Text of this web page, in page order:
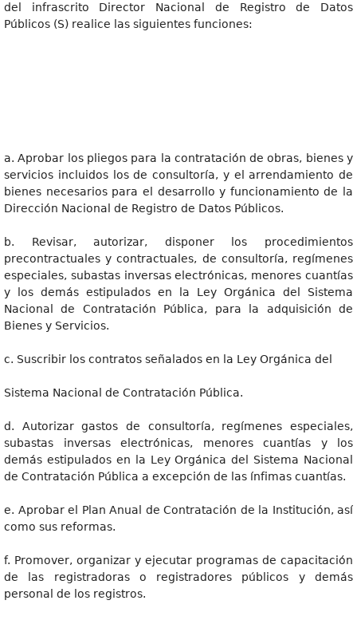
del infrascrito Director Nacional de Registro de Datos
Públicos (S) realice las siguientes funciones:
a. Aprobar los pliegos para la contratación de obras, bienes y
servicios incluidos los de consultoría, y el arrendamiento de
bienes necesarios para el desarrollo y funcionamiento de la
Dirección Nacional de Registro de Datos Públicos.
b. Revisar, autorizar, disponer los procedimientos
precontractuales y contractuales, de consultoría, regímenes
especiales, subastas inversas electrónicas, menores cuantías
y los demás estipulados en la Ley Orgánica del Sistema
Nacional de Contratación Pública, para la adquisición de
Bienes y Servicios.
c. Suscribir los contratos señalados en la Ley Orgánica del
Sistema Nacional de Contratación Pública.
d. Autorizar gastos de consultoría, regímenes especiales,
subastas inversas electrónicas, menores cuantías y los
demás estipulados en la Ley Orgánica del Sistema Nacional
de Contratación Pública a excepción de las ínfimas cuantías.
e. Aprobar el Plan Anual de Contratación de la Institución, así
como sus reformas.
f. Promover, organizar y ejecutar programas de capacitación
de las registradoras o registradores públicos y demás
personal de los registros.